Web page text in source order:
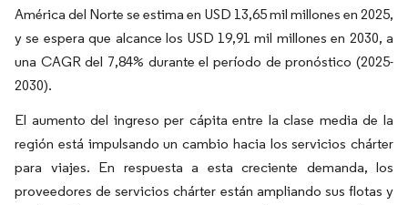
América del Norte se estima en USD 13,65 mil millones en 2025,
y se espera que alcance los USD 19,91 mil millones en 2030, a
una CAGR del 7,84% durante el período de pronóstico (2025-
2030).
El aumento del ingreso per cápita entre la clase media de la
región está impulsando un cambio hacia los servicios chárter
para viajes. En respuesta a esta creciente demanda, los
proveedores de servicios chárter están ampliando sus flotas y